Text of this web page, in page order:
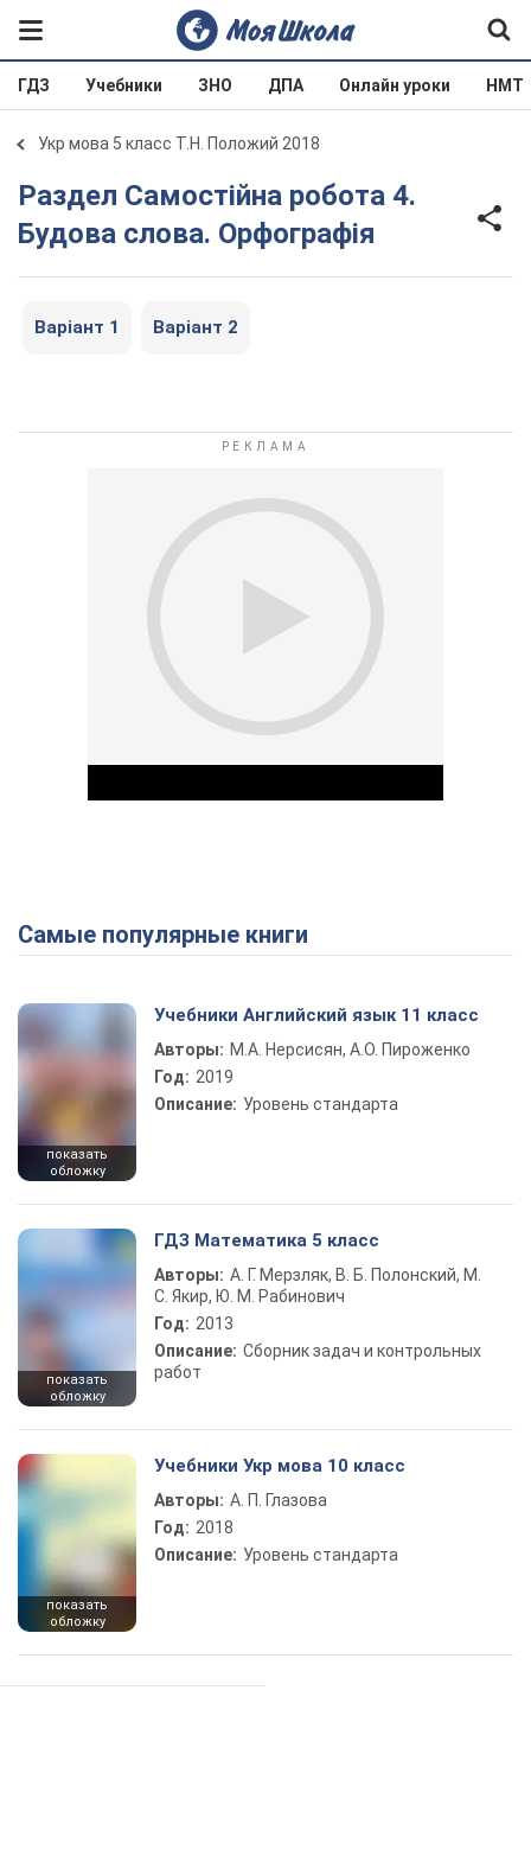
ГДЗ Учебники ЗНО ДПА Онлайн уроки НМТ
Укр мова 5 класс Т.Н. Положий 2018
Раздел Самостійна робота 4.
Будова слова. Орфографія
Варіант 1 Варіант 2
Play Video
Самые популярные книги
показать
обложку
Учебники Английский язык 11 класс
Авторы: М.А. Нерсисян, А.О. Пироженко
Год: 2019
Описание: Уровень стандарта
показать
обложку
ГДЗ Математика 5 класс
Авторы: А. Г. Мерзляк, В. Б. Полонский, М.
С. Якир, Ю. М. Рабинович
Год: 2013
Описание: Сборник задач и контрольных
работ
показать
обложку
Учебники Укр мова 10 класс
Авторы: А. П. Глазова
Год: 2018
Описание: Уровень стандарта